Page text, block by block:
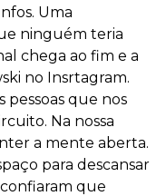
Uma
ninguém teria
chega ao fim e a
no Insrtagram.
pessoas que nos
Na nossa
a mente aberta.
para descansar
confiaram que